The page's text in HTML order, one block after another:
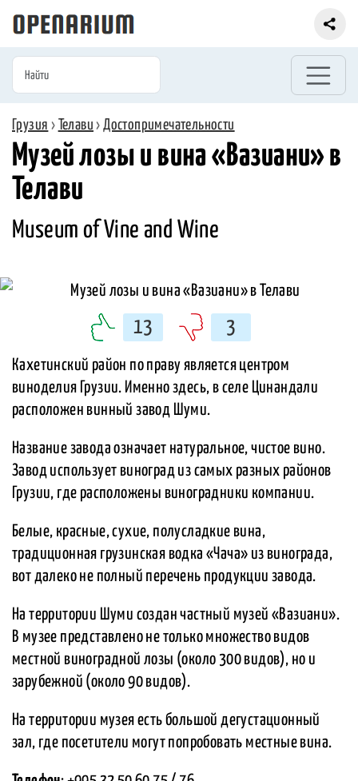
Грузия › Телави ›Достопримечательности
Музей лозы и вина «Вазиани» в
Телави
Museum of Vine and Wine
13 3
Кахетинский район по праву является центром
виноделия Грузии. Именно здесь, в селе Цинандали
расположен винный завод Шуми.
Название завода означает натуральное, чистое вино.
Завод использует виноград из самых разных районов
Грузии, где расположены виноградники компании.
Белые, красные, сухие, полусладкие вина,
традиционная грузинская водка «Чача» из винограда,
вот далеко не полный перечень продукции завода.
На территории Шуми создан частный музей «Вазиани».
В музее представлено не только множество видов
местной виноградной лозы (около 300 видов), но и
зарубежной (около 90 видов).
На территории музея есть большой дегустационный
зал, где посетители могут попробовать местные вина.